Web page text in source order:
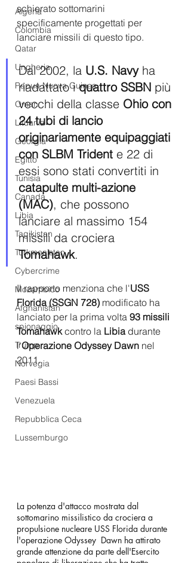
Algeria
Colombia
Qatar
Ungheria
Papua Nuova Guinea
Oman
Lituania
Georgia
Egitto
Tunisia
Canada
Libia
Tagikistan
Turkmenistan
Cybercrime
Mozambico
Afghanistan
spionaggio
Trump
Norvegia
Paesi Bassi
Venezuela
Repubblica Ceca
Lussemburgo
schierato sottomarini
specificamente progettati per
lanciare missili di questo tipo.
Dal 2002, la U.S. Navy ha
riadattato i quattro SSBN più
vecchi della classe Ohio con
24 tubi di lancio
originariamente equipaggiati
con SLBM Trident e 22 di
essi sono stati convertiti in
catapulte multi-azione
(MAC), che possono
lanciare al massimo 154
missili da crociera
Tomahawk.
Il rapporto menziona che l'USS
Florida (SSGN 728) modificato ha
lanciato per la prima volta 93 missili
Tomahawk contro la Libia durante
l'Operazione Odyssey Dawn nel
2011.
La potenza d'attacco mostrata dal
sottomarino missilistico da crociera a
propulsione nucleare USS Florida durante
l'operazione Odyssey  Dawn ha attirato
grande attenzione da parte dell'Esercito